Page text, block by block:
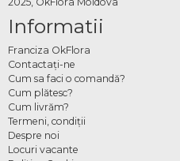
Informatii
Franciza OkFlora
Contactaţi-ne
Cum sa faci o comandă?
Cum plătesc?
Cum livrăm?
Termeni, condiţii
Despre noi
Locuri vacante